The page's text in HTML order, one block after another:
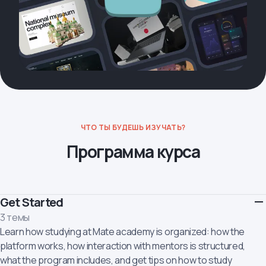
ЧТО ТЫ БУДЕШЬ ИЗУЧАТЬ?
Программа курса
Get Started
3 темы
Learn how studying at Mate academy is organized: how the
platform works, how interaction with mentors is structured,
what the program includes, and get tips on how to study